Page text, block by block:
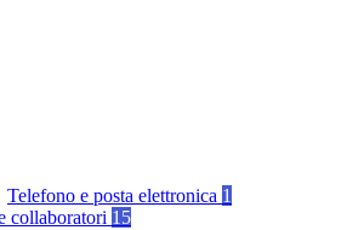
Telefono e posta elettronica 1
collaboratori 15